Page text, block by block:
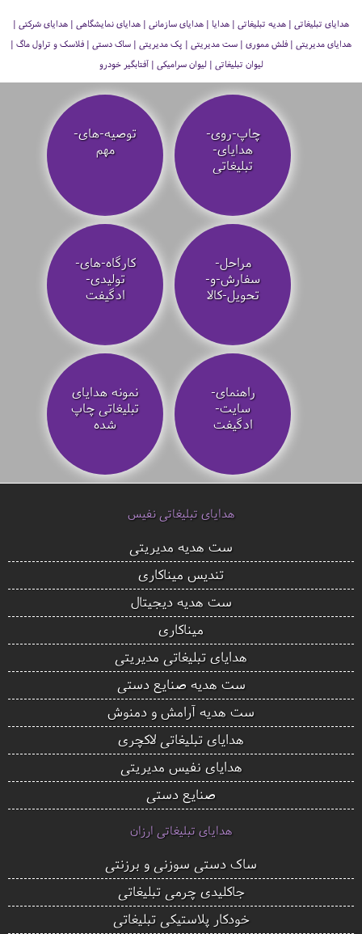
هدایای تبلیغاتی | هدیه تبلیغاتی | هدایا | هدایای سازمانی | هدایای نمایشگاهی | هدایای شرکتی |
هدایای مدیریتی | فلش مموری | ست مدیریتی | پک مدیریتی | ساک دستی | فلاسک و تراول ماگ |
لیوان تبلیغاتی | لیوان سرامیکی | آفتابگیر خودرو
چاپ-روی-
هدایای-
تبلیغاتی
توصیه‌-های-
مهم
مراحل-
سفارش-و-
تحویل-کالا
کارگاه-های-
تولیدی-
ادگیفت
راهنمای-
سایت-
ادگیفت
نمونه هدایای
تبلیغاتی چاپ
شده
هدایای تبلیغاتی نفیس
ست هدیه مدیریتی
تندیس میناکاری
ست هدیه دیجیتال
میناکاری
هدایای تبلیغاتی مدیریتی
ست هدیه صنایع دستی
ست هدیه آرامش و دمنوش
هدایای تبلیغاتی لاکچری
هدایای نفیس مدیریتی
صنایع دستی
هدایای تبلیغاتی ارزان
ساک دستی سوزنی و برزنتی
جاکلیدی چرمی تبلیغاتی
خودکار پلاستیکی تبلیغاتی